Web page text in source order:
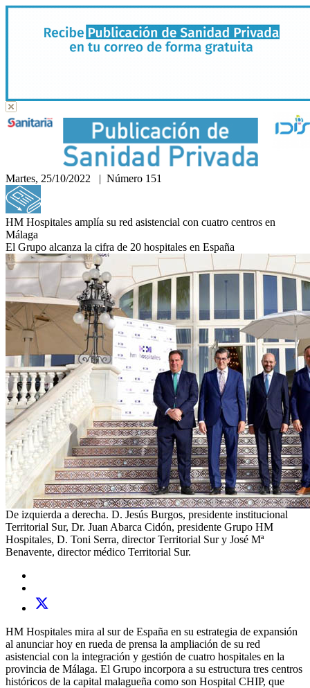
Martes, 25/10/2022 | Número 151
HM Hospitales amplía su red asistencial con cuatro centros en
Málaga
El Grupo alcanza la cifra de 20 hospitales en España
De izquierda a derecha. D. Jesús Burgos, presidente institucional
Territorial Sur, Dr. Juan Abarca Cidón, presidente Grupo HM
Hospitales, D. Toni Serra, director Territorial Sur y José Mª
Benavente, director médico Territorial Sur.
HM Hospitales mira al sur de España en su estrategia de expansión
al anunciar hoy en rueda de prensa la ampliación de su red
asistencial con la integración y gestión de cuatro hospitales en la
provincia de Málaga. El Grupo incorpora a su estructura tres centros
históricos de la capital malagueña como son Hospital CHIP, que